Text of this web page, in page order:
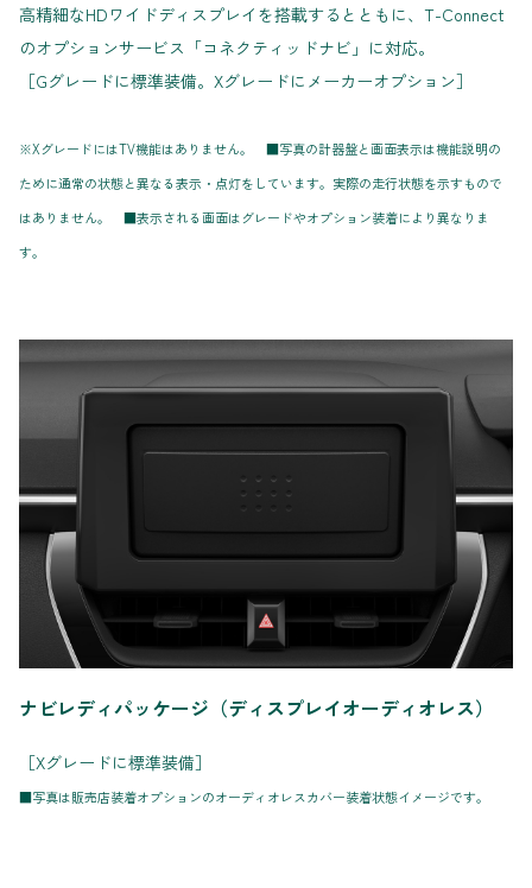
高精細なHDワイドディスプレイを搭載するとともに、T-Connect
のオプションサービス「コネクティッドナビ」に対応。
［Gグレードに標準装備。Xグレードにメーカーオプション］
※XグレードにはTV機能はありません。 ■写真の計器盤と画面表示は機能説明の
ために通常の状態と異なる表示・点灯をしています。実際の走行状態を示すもので
はありません。 ■表示される画面はグレードやオプション装着により異なりま
す。
ナビレディパッケージ（ディスプレイオーディオレス）
［Xグレードに標準装備］
■写真は販売店装着オプションのオーディオレスカバー装着状態イメージです。